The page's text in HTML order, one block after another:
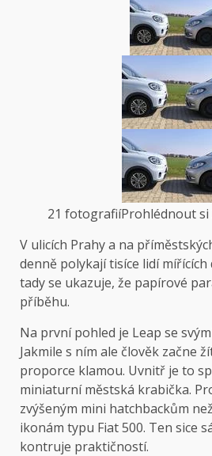
21 fotografiíProhlédnout
V ulicích Prahy a na
denně polykají tisíce lidí
tady se ukazuje, že papírové
příběhu.
Na první pohled je Leap se
Jakmile s ním ale člověk začne
proporce klamou. Uvnitř je to
miniaturní městská krabička.
zvýšeným mini hatchbackům
ikonám typu Fiat 500. Ten sice
kontruje praktičností.